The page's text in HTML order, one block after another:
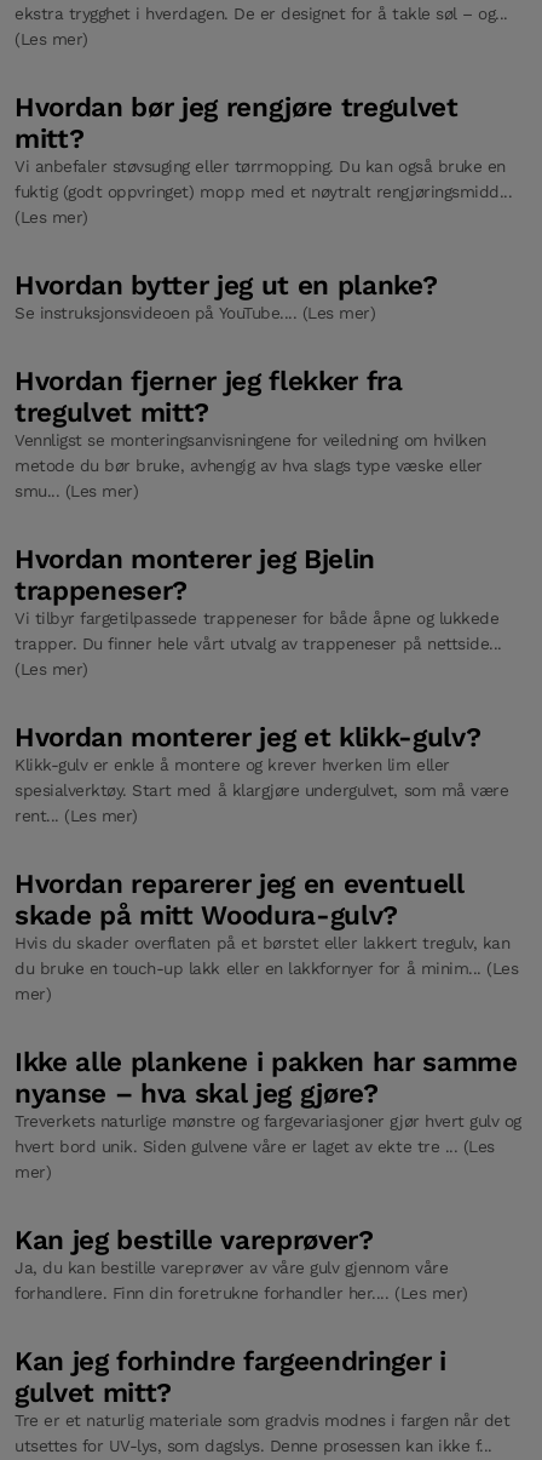
ekstra trygghet i hverdagen. De er designet for å takle søl – og...
(Les mer)
Hvordan bør jeg rengjøre tregulvet
mitt?
Vi anbefaler støvsuging eller tørrmopping. Du kan også bruke en
fuktig (godt oppvringet) mopp med et nøytralt rengjøringsmidd...
(Les mer)
Hvordan bytter jeg ut en planke?
Se instruksjonsvideoen på YouTube.... (Les mer)
Hvordan fjerner jeg flekker fra
tregulvet mitt?
Vennligst se monteringsanvisningene for veiledning om hvilken
metode du bør bruke, avhengig av hva slags type væske eller
smu... (Les mer)
Hvordan monterer jeg Bjelin
trappeneser?
Vi tilbyr fargetilpassede trappeneser for både åpne og lukkede
trapper. Du finner hele vårt utvalg av trappeneser på nettside...
(Les mer)
Hvordan monterer jeg et klikk-gulv?
Klikk-gulv er enkle å montere og krever hverken lim eller
spesialverktøy. Start med å klargjøre undergulvet, som må være
rent... (Les mer)
Hvordan reparerer jeg en eventuell
skade på mitt Woodura-gulv?
Hvis du skader overflaten på et børstet eller lakkert tregulv, kan
du bruke en touch-up lakk eller en lakkfornyer for å minim... (Les
mer)
Ikke alle plankene i pakken har samme
nyanse – hva skal jeg gjøre?
Treverkets naturlige mønstre og fargevariasjoner gjør hvert gulv og
hvert bord unik. Siden gulvene våre er laget av ekte tre ... (Les
mer)
Kan jeg bestille vareprøver?
Ja, du kan bestille vareprøver av våre gulv gjennom våre
forhandlere. Finn din foretrukne forhandler her.... (Les mer)
Kan jeg forhindre fargeendringer i
gulvet mitt?
Tre er et naturlig materiale som gradvis modnes i fargen når det
utsettes for UV-lys, som dagslys. Denne prosessen kan ikke f...